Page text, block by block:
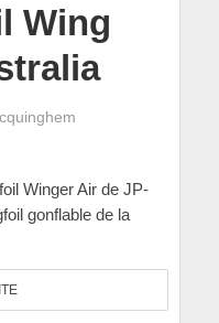
Wing
Winger Air de JP-
gonflable de la